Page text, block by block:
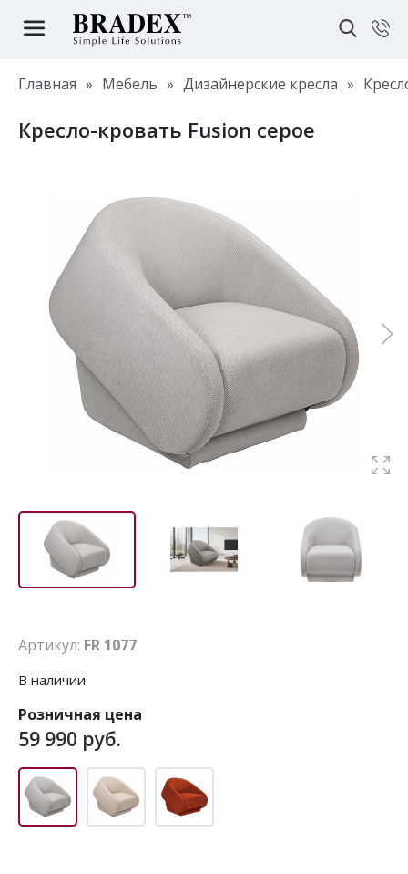
Главная » Мебель » Дизайнерские кресла »
Кресло-кровать Fusion серое
Артикул: FR 1077
В наличии
Розничная цена
59 990 руб.